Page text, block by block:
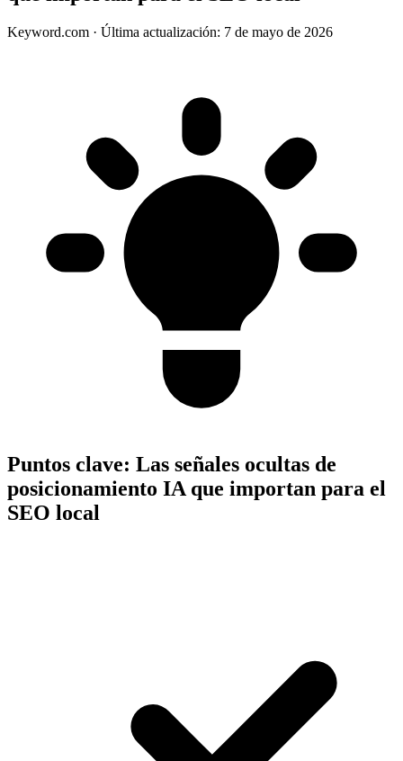
Keyword.com · Última actualización: 7 de mayo de 2026
Puntos clave: Las señales ocultas de
posicionamiento IA que importan para el
SEO local